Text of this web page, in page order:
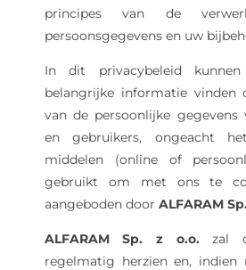
principes van de
persoonsgegevens en uw
In dit privacybeleid
belangrijke informatie vinden
van de persoonlijke gegevens
en gebruikers, ongeacht
middelen (online of
gebruikt om met ons te
aangeboden door ALFARAM
ALFARAM Sp. z o.o.zal
regelmatig herzien en, indien